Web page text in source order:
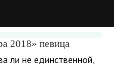
2018» певица
ли не единственной,